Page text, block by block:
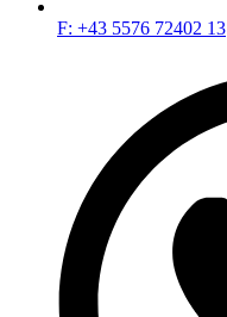
F: +43 5576 72402 13